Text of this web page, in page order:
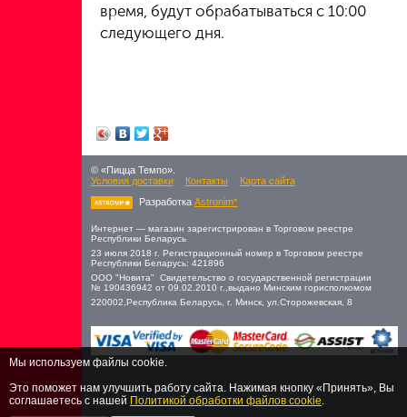
время, будут обрабатываться с 10:00
следующего дня.
Мы используем файлы cookie.
Это поможет нам улучшить работу сайта. Нажимая кнопку «Принять», Вы
соглашаетесь с нашей Политикой обработки файлов cookie.
© «Пицца Темпо».
Условия доставки
Контакты
Карта сайта
РазработкаAstronim*
Интернет — магазин зарегистрирован в Торговом реестре
Республики Беларусь
23 июля 2018 г. Регистрационный номер в Торговом реестре
Республики Беларусь: 421896
ООО "Новита" Свидетельство о государственной регистрации
№ 190436942 от 09.02.2010 г.,выдано Минским горисполкомом
220002,Республика Беларусь, г. Минск, ул.Cторожевская, 8